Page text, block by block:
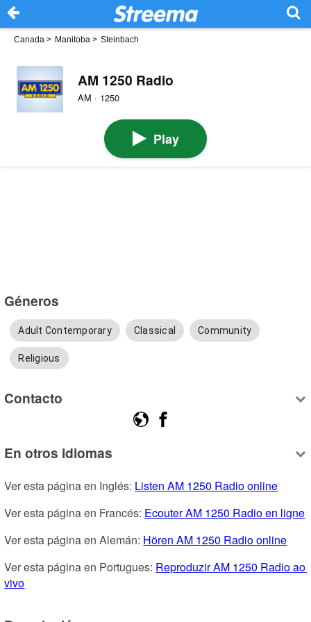
Canada > Manitoba > Steinbach
AM 1250 Radio
AM · 1250
Play
Géneros
Adult Contemporary Classical Community
Religious
Contacto
En otros idiomas
Ver esta página en Inglés: Listen AM 1250 Radio online
Ver esta página en Francés: Ecouter AM 1250 Radio en ligne
Ver esta página en Alemán: Hören AM 1250 Radio online
Ver esta página en Portugues: Reproduzir AM 1250 Radio ao
vivo